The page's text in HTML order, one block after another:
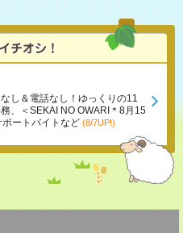
し＆電話なし！ゆっくりの11
、＜SEKAI NO OWARI＊8月15
ートバイトなど (8/7UP!)